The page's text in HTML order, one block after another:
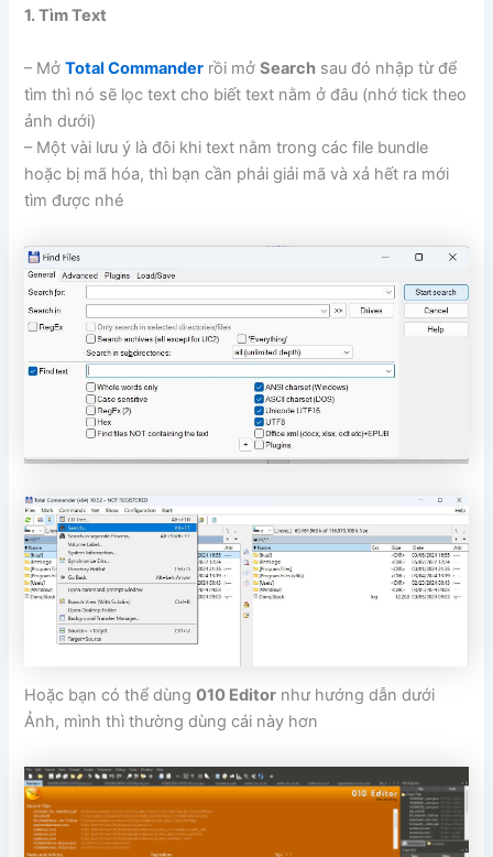
1. Tìm Text
– MởTotal Commander rồi mởSearch sau đó nhập từ để
tìm thì nó sẽ lọc text cho biết text nằm ở đâu (nhớ tick theo
ảnh dưới)
– Một vài lưu ý là đôi khi text nằm trong các file bundle
hoặc bị mã hóa, thì bạn cần phải giải mã và xả hết ra mới
tìm được nhé
Hoặc bạn có thể dùng010 Editor như hướng dẫn dưới
Ảnh, mình thì thường dùng cái này hơn